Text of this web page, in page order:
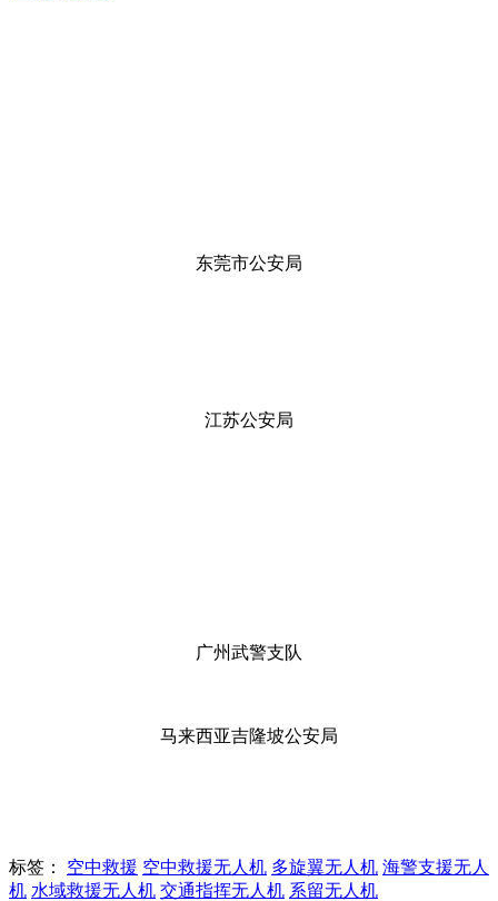
东莞市公安局
江苏公安局
广州武警支队
马来西亚吉隆坡公安局
标签： 空中救援 空中救援无人机 多旋翼无人机 海警支援无人
机 水域救援无人机 交通指挥无人机 系留无人机